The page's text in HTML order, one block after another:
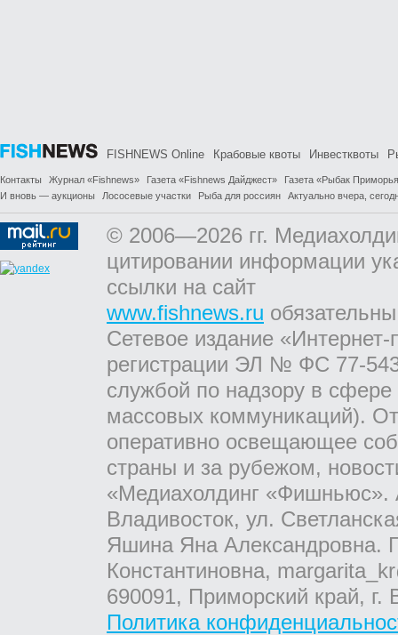
FISHNEWS Online Крабовые квоты Инвестквоты
Контакты Журнал «Fishnews» Газета «Fishnews Дайджест»
Газета «Рыбак
И вновь — аукционы
Лососевые участки Рыба для россиян Актуально вчера,
© 2006—2026 гг.
цитировании информации
ссылки на сайт
www.fishnews.ru
Сетевое издание
регистрации ЭЛ № ФС 77-
службой по надзору в
массовых коммуникаций).
оперативно освещающее
страны и за рубежом,
«Медиахолдинг «Фишньюс».
Владивосток, ул.
Яшина Яна Александровна.
Константиновна,
690091, Приморский край,
Политика